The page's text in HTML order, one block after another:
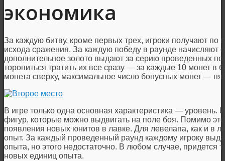
экономика
За каждую битву, кроме первых трех, игроки получают по
исхода сражения. За каждую победу в раунде начисляют
дополнительное золото выдают за серию проведенных
торопиться тратить их все сразу — за каждые 10 монет в
монета сверху, максимальное число бонусных монет —
В игре только одна основная характеристика — уровень.
фигур, которые можно выдвигать на поле боя. Помимо
появления новых юнитов в лавке. Для левелапа, как и в
опыт. За каждый проведенный раунд каждому игроку
опыта, но этого недостаточно. В любом случае, придется
новых единиц опыта.